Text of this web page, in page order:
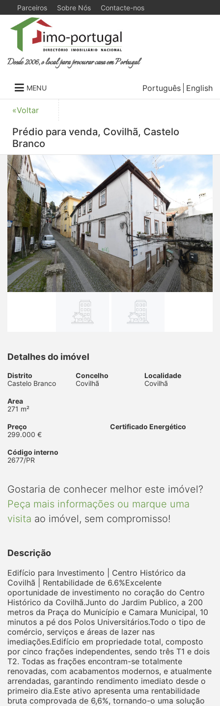
Parceiros Sobre Nós Contacte-nos
Desde 2006, o local para procurar casa em Portugal
MENU Português English
«Voltar
Prédio para venda, Covilhã, Castelo
Branco
Detalhes do imóvel
Distrito
Castelo Branco
Concelho
Covilhã
Localidade
Covilhã
Area
271 m²
Preço
299.000 €
Certificado Energético
Código interno
2677/PR
Gostaria de conhecer melhor este imóvel?
Peça mais informações ou marque uma
visita ao imóvel, sem compromisso!
Descrição
Edifício para Investimento | Centro Histórico da
Covilhã | Rentabilidade de 6.6%Excelente
oportunidade de investimento no coração do Centro
Histórico da Covilhã.Junto do Jardim Publico, a 200
metros da Praça do Município e Camara Municipal, 10
minutos a pé dos Polos Universitários.Todo o tipo de
comércio, serviços e áreas de lazer nas
imediações.Edifício em propriedade total, composto
por cinco frações independentes, sendo três T1 e dois
T2. Todas as frações encontram-se totalmente
renovadas, com acabamentos modernos, e atualmente
arrendadas, garantindo rendimento imediato desde o
primeiro dia.Este ativo apresenta uma rentabilidade
bruta comprovada de 6,6%, tornando-o uma solução